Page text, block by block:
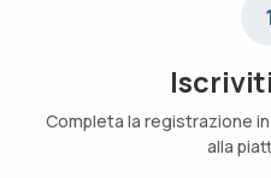
Completa la registrazione
alla